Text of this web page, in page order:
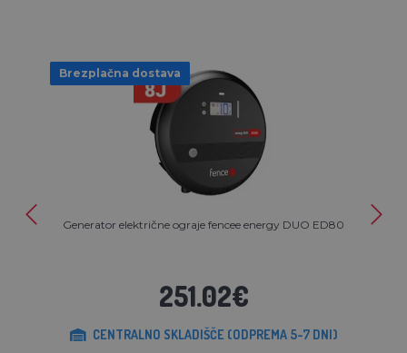
Brezplačna dostava
Generator električne ograje fencee energy DUO ED80
251.02€
CENTRALNO SKLADIŠČE (ODPREMA 5-7 DNI)